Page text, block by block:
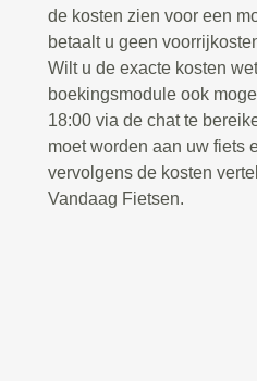
de kosten zien voor een
betaalt u geen
Wilt u de exacte kosten
boekingsmodule ook
18:00 via de chat te
moet worden aan uw fiets
vervolgens de kosten
Vandaag Fietsen.